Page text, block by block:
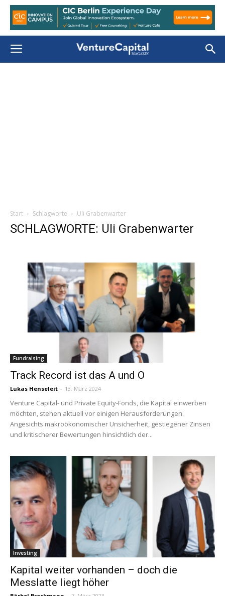
Start Schlagworte Uli Grabenwarter
SCHLAGWORTE: Uli Grabenwarter
Fundraising
Track Record ist das A und O
Lukas Henseleit - 13. März 2024
Venture Capital- und Private Equity-Fonds, die Kapital einwerben
möchten, stehen aktuell vor einigen Herausforderungen.
Angesichts makroökonomischer Unsicherheit, gestiegener Zinsen
und kritischerer Bewertungen hinsichtlich der...
Investing
Kapital weiter vorhanden – doch die
Messlatte liegt höher